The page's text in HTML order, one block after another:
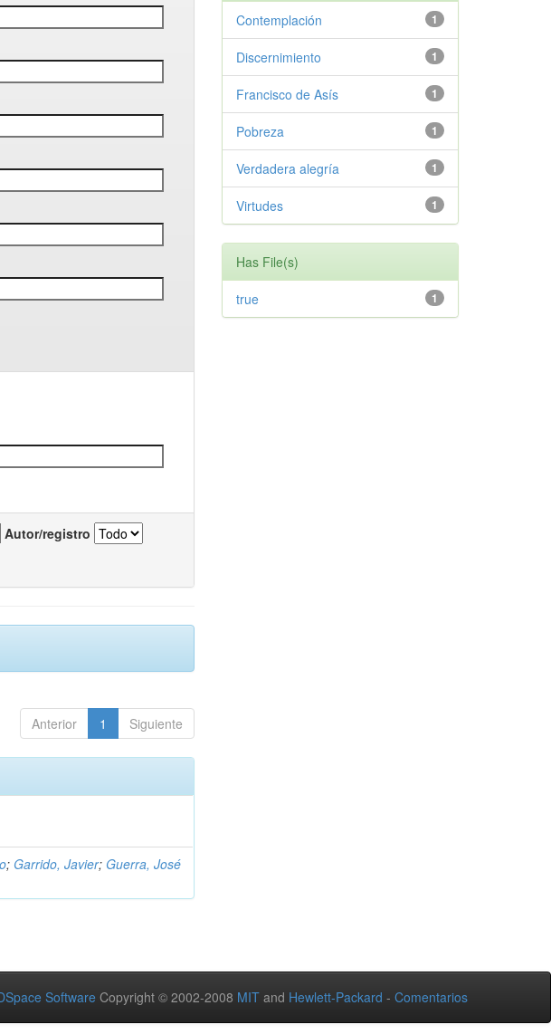
Autor/registro
Anterior 1 Siguiente
; Garrido, Javier; Guerra, José
1
Contemplación
1
Discernimiento
1
Francisco de Asís
1
Pobreza
1
Verdadera alegría
1
Virtudes
Has File(s)
1
true
Software Copyright © 2002-2008 MIT and Hewlett-Packard - Comentarios